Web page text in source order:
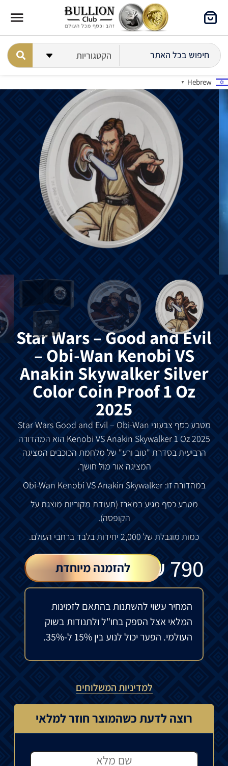
Hebrew
▼
Star Wars – Good and Evil
– Obi-Wan Kenobi VS
Anakin Skywalker Silver
Color Coin Proof 1 Oz
2025
מטבע כסף צבעוני Star Wars Good and Evil – Obi-Wan
Kenobi VS Anakin Skywalker 1 Oz 2025 הוא המהדורה
הרביעית בסדרת "טוב ורע" של מלחמת הכוכבים המציגה
המציגה אור מול חושך.
במהדורה זו: Obi-Wan Kenobi VS Anakin Skywalker
מטבע כסף מגיע במארז (תעודת מקוריות מוצגת על
הקופסה).
כמות מוגבלת של 2,000 יחידות בלבד ברחבי העולם.
790
₪ להזמנה מיוחדת
המחיר עשוי להשתנות בהתאם לזמינות
המלאי אצל הספק בחו"ל ולתנודות בשוק
העולמי. הפער יכול לנוע בין 15% ל-35%.
למדיניות המשלוחים
רוצה לדעת כשהמוצר חוזר למלאי